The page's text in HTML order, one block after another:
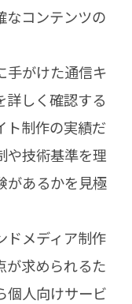
なコンテンツの
手がけた通信キ
詳しく確認する
ト制作の実績だ
や技術基準を理
があるかを見極
ドメディア制作
求められるた
個人向けサービ